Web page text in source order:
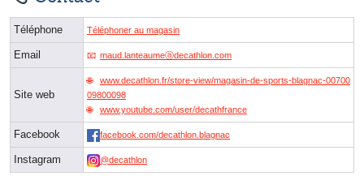
Téléphone Téléphoner au magasin
Email maud.lanteaumeⓐdecathlon.com
Site web
www.decathlon.fr/store-view/magasin-de-sports-blagnac-00700
09800098
www.youtube.com/user/decathfrance
Facebook facebook.com/decathlon.blagnac
Instagram @decathlon